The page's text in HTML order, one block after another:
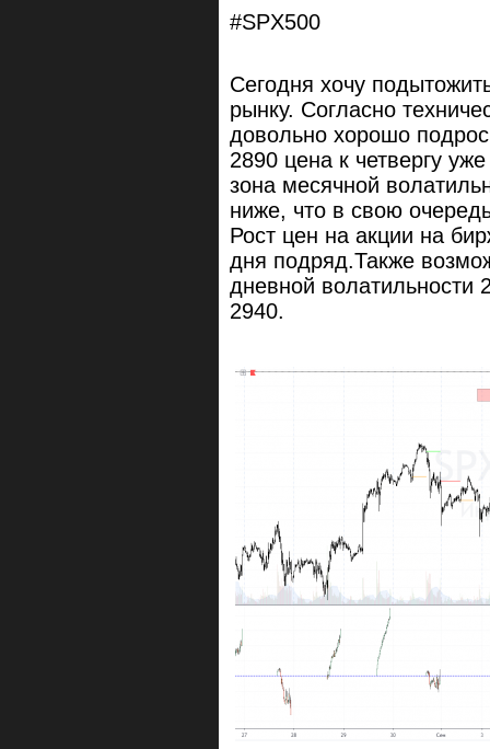
#SPX500
Сегодня хочу
рынку. Согласно
довольно хорошо
2890 цена к четвергу
зона месячной
ниже, что в свою
Рост цен на акции на
дня подряд.Также
дневной волатильности
2940.